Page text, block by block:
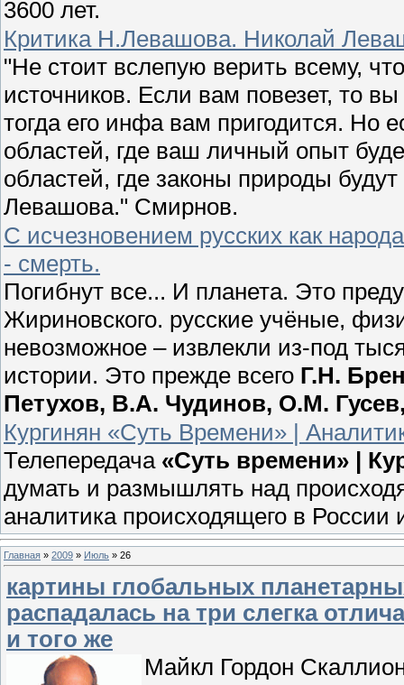
3600 лет.
Критика Н.Левашова. Николай
"Не стоит вслепую верить всему,
источников. Если вам повезет, то
тогда его инфа вам пригодится. Но
областей, где ваш личный опыт
областей, где законы природы
Левашова." Смирнов.
С исчезновением русских как
- смерть.
Погибнут все... И планета. Это
Жириновского. русские учёные,
невозможное – извлекли из-под
истории. Это прежде всего Г.Н.
Петухов, В.А. Чудинов, О.М.
Кургинян «Суть Времени» |
Телепередача «Суть времени» |
думать и размышлять над
аналитика происходящего в России
Главная » 2009 » Июль » 26
картины глобальных
распадалась на три слегка
и того же
Майкл Гордон